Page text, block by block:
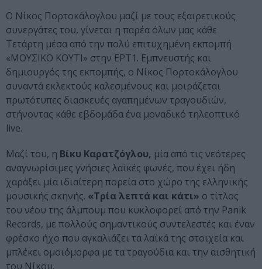
Ο Νίκος Πορτοκάλογλου μαζί με τους εξαιρετικούς
συνεργάτες του, γίνεται η παρέα όλων μας κάθε
Τετάρτη μέσα από την πολύ επιτυχημένη εκπομπή
«ΜΟΥΣΙΚΟ ΚΟΥΤΙ» στην ΕΡΤ1. Εμπνευστής και
δημιουργός της εκπομπής, ο Νίκος Πορτοκάλογλου
συναντά εκλεκτούς καλεσμένους και μοιράζεται
πρωτότυπες διασκευές αγαπημένων τραγουδιών,
στήνοντας κάθε εβδομάδα ένα μοναδικό τηλεοπτικό
live.
Μαζί του, η Βίκυ Καρατζόγλου, μία από τις νεότερες
αναγνωρίσιμες γνήσιες λαϊκές φωνές, που έχει ήδη
χαράξει μία ιδιαίτερη πορεία στο χώρο της ελληνικής
μουσικής σκηνής. «Τρία λεπτά και κάτι» ο τίτλος
του νέου της άλμπουμ που κυκλοφορεί από την Panik
Records, με πολλούς σημαντικούς συντελεστές και έναν
φρέσκο ήχο που αγκαλιάζει τα λαϊκά της στοιχεία και
μπλέκει ομοιόμορφα με τα τραγούδια και την αισθητική
του Νίκου.